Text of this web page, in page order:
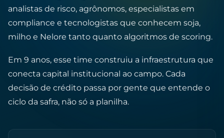
analistas de risco, agrônomos, especialistas em
compliance e tecnologistas que conhecem soja,
milho e Nelore tanto quanto algoritmos de scoring.
Em 9 anos, esse time construiu a infraestrutura que
conecta capital institucional ao campo. Cada
decisão de crédito passa por gente que entende o
ciclo da safra, não só a planilha.